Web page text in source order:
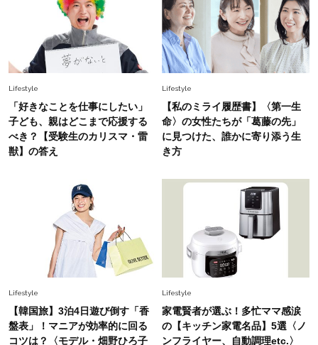
とくせ黒ワンピ】〈5選〉
Fashion 2026.7.9
スタイリストが本気で推す！40代がほどよく華
Fashion 2026.7.25
26年夏は「小ぶり」が大流行中！人と被らない
【最旬かごバッグ】6選
Fashion
【猛暑でもきれい見え】40代が手放せない「黒
ワンピ」5選
Lifestyle
「好きなことを仕事にしたい」
子ども、親はどこまで応援する
べき？【受験生のカリスマ・雷
獣】の答え
Lifestyle
【私のミライ履歴書】〈第一生
命〉の女性たちが「葛藤の先」
に見つけた、誰かに寄り添う生
き方
Lifestyle
【韓国旅】3泊4日遊び倒す「香
盤表」！マニアが効率的に回る
コツは？〈モデル・畑野ひろ子
Lifestyle
家電賢者が選ぶ！多忙ママ感涙
の【キッチン家電名品】5選〈ノ
ンフライヤー、自動調理etc.〉